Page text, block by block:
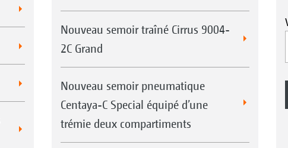
Nouveau semoir traîné Cirrus 9004-
2C Grand
Nouveau semoir pneumatique
Centaya-C Special équipé d’une
trémie deux compartiments